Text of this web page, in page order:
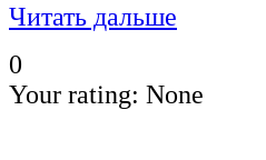
Читать дальше
0
Your rating: None